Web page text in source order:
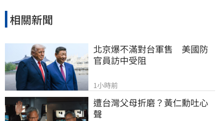
相關新聞
北京爆不滿對台軍售　美國防
官員訪中受阻
1小時前
遭台灣父母折磨？黃仁勳吐心
聲